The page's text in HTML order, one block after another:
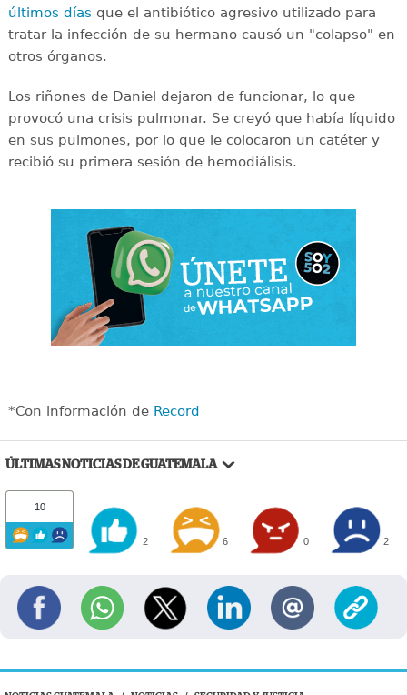
últimos días que el antibiótico agresivo utilizado para
tratar la infección de su hermano causó un "colapso" en
otros órganos.
Los riñones de Daniel dejaron de funcionar, lo que
provocó una crisis pulmonar. Se creyó que había líquido
en sus pulmones, por lo que le colocaron un catéter y
recibió su primera sesión de hemodiálisis.
*Con información deRecord
ÚLTIMAS NOTICIAS DE GUATEMALA
10
2 6 0 2